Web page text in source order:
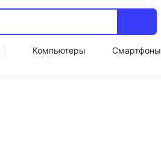
Компьютеры Смартфоны